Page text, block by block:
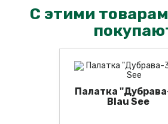
С этими
Палатка
Blau See